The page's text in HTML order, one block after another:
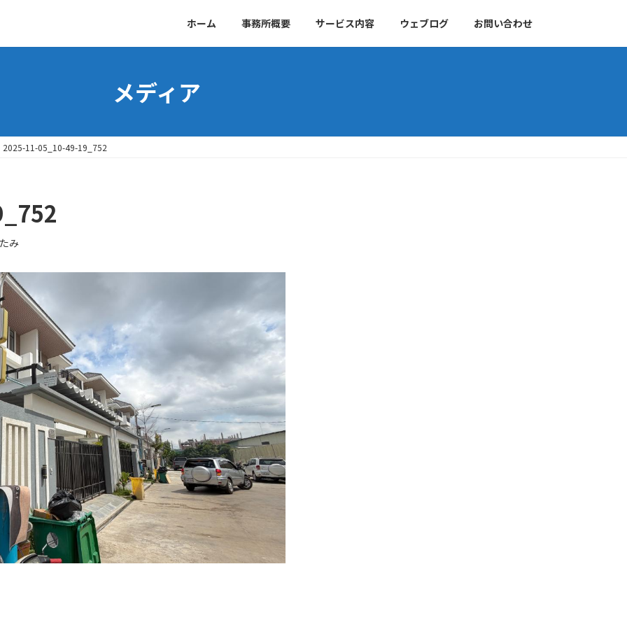
ホーム 事務所概要 サービス内容 ウェブログ お問い合わせ
メディア
2025-11-05_10-49-19_752
み